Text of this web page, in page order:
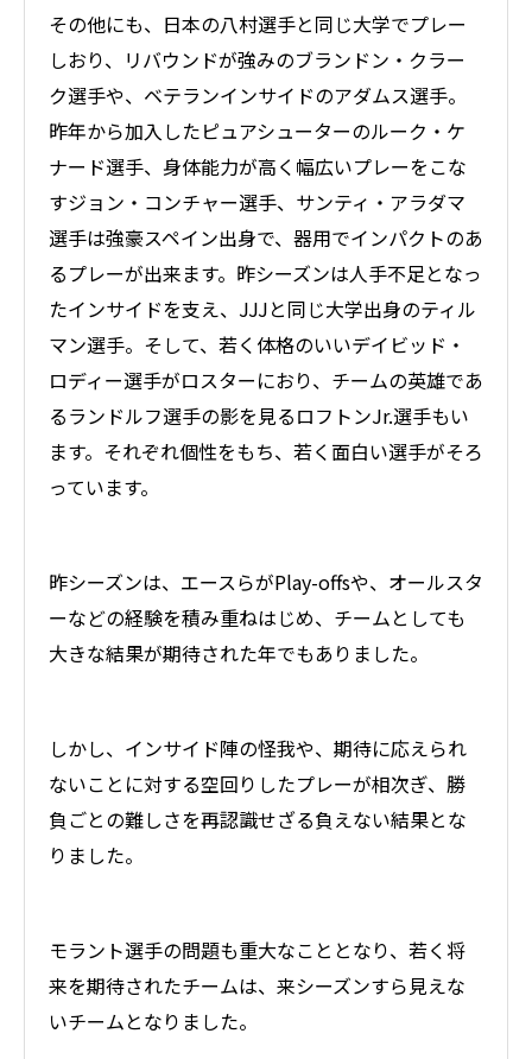
その他にも、日本の八村選手と同じ大学でプレー
しおり、リバウンドが強みのブランドン・クラー
ク選手や、ベテランインサイドのアダムス選手。
昨年から加入したピュアシューターのルーク・ケ
ナード選手、身体能力が高く幅広いプレーをこな
すジョン・コンチャー選手、サンティ・アラダマ
選手は強豪スペイン出身で、器用でインパクトのあ
るプレーが出来ます。昨シーズンは人手不足となっ
たインサイドを支え、JJJと同じ大学出身のティル
マン選手。そして、若く体格のいいデイビッド・
ロディー選手がロスターにおり、チームの英雄であ
るランドルフ選手の影を見るロフトンJr.選手もい
ます。それぞれ個性をもち、若く面白い選手がそろ
っています。
昨シーズンは、エースらがPlay-offsや、オールスタ
ーなどの経験を積み重ねはじめ、チームとしても
大きな結果が期待された年でもありました。
しかし、インサイド陣の怪我や、期待に応えられ
ないことに対する空回りしたプレーが相次ぎ、勝
負ごとの難しさを再認識せざる負えない結果とな
りました。
モラント選手の問題も重大なこととなり、若く将
来を期待されたチームは、来シーズンすら見えな
いチームとなりました。